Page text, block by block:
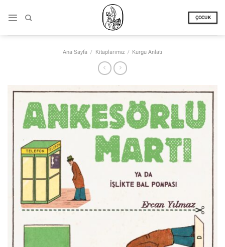
atla
ÇOCUK
Ana Sayfa / Kitaplarımız / Kurgu Anlatı